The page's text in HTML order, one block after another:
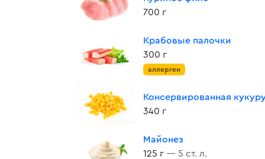
700 г
Крабовые палочки
300 г
аллерген
Консервированная
340 г
Майонез
125 г — 5 ст. л.